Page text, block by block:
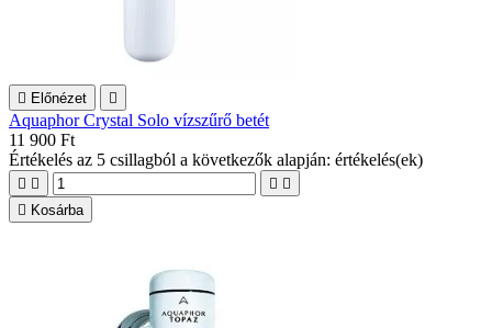
 Előnézet 
Aquaphor Crystal Solo vízszűrő betét
11 900 Ft
Értékelés az 5 csillagból a következők alapján: értékelés(ek)
   
 Kosárba